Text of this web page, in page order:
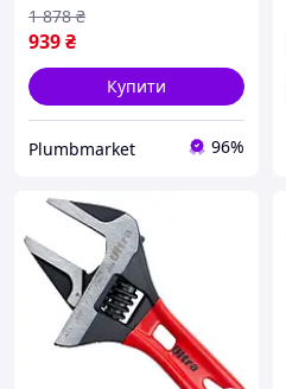
939₴
1 878 ₴
Купити
Plumbmarket 96%